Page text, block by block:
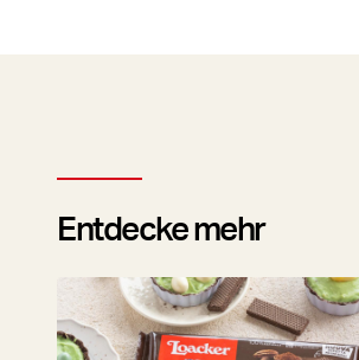
Entdecke mehr